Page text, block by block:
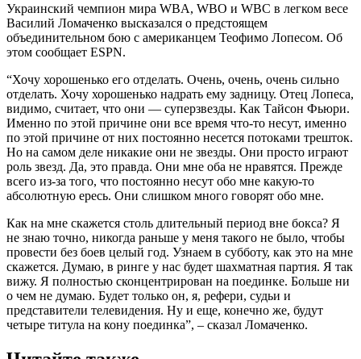
Украинский чемпион мира WBA, WBO и WBC в легком весе
Василий Ломаченко высказался о предстоящем
объединительном бою с американцем Теофимо Лопесом. Об
этом сообщает ESPN.
“Хочу хорошенько его отделать. Очень, очень, очень сильно
отделать. Хочу хорошенько надрать ему задницу. Отец Лопеса,
видимо, считает, что они — суперзвезды. Как Тайсон Фьюри.
Именно по этой причине они все время что-то несут, именно
по этой причине от них постоянно несется потоками трешток.
Но на самом деле никакие они не звезды. Они просто играют
роль звезд. Да, это правда. Они мне оба не нравятся. Прежде
всего из-за того, что постоянно несут обо мне какую-то
абсолютную ересь. Они слишком много говорят обо мне.
Как на мне скажется столь длительный период вне бокса? Я
не знаю точно, никогда раньше у меня такого не было, чтобы
провести без боев целый год. Узнаем в субботу, как это на мне
скажется. Думаю, в ринге у нас будет шахматная партия. Я так
вижу. Я полностью сконцентрирован на поединке. Больше ни
о чем не думаю. Будет только он, я, рефери, судьи и
представители телевидения. Ну и еще, конечно же, будут
четыре титула на кону поединка”, – сказал Ломаченко.